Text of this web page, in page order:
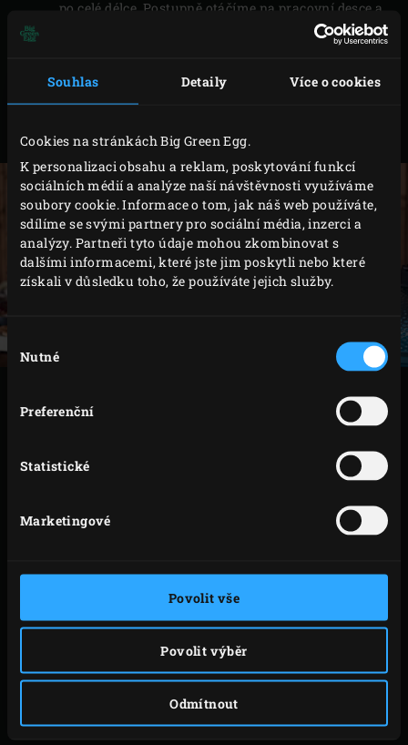
Souhlas Detaily Více o cookies
Cookies na stránkách Big Green Egg.
K personalizaci obsahu a reklam, poskytování funkcí
sociálních médií a analýze naší návštěvnosti využíváme
soubory cookie. Informace o tom, jak náš web používáte,
sdílíme se svými partnery pro sociální média, inzerci a
analýzy. Partneři tyto údaje mohou zkombinovat s
dalšími informacemi, které jste jim poskytli nebo které
získali v důsledku toho, že používáte jejich služby.
Výběr
souhlasu
Nutné
Preferenční
Statistické
Marketingové
Povolit vše
Povolit výběr
Odmítnout
po celé délce. Postupně otáčíme na pracovní desce a
Takto připravené maso posolte a dochuťte mixem
bylinek. Z kratší strany roládu zatočte a zavažte
provázkem.